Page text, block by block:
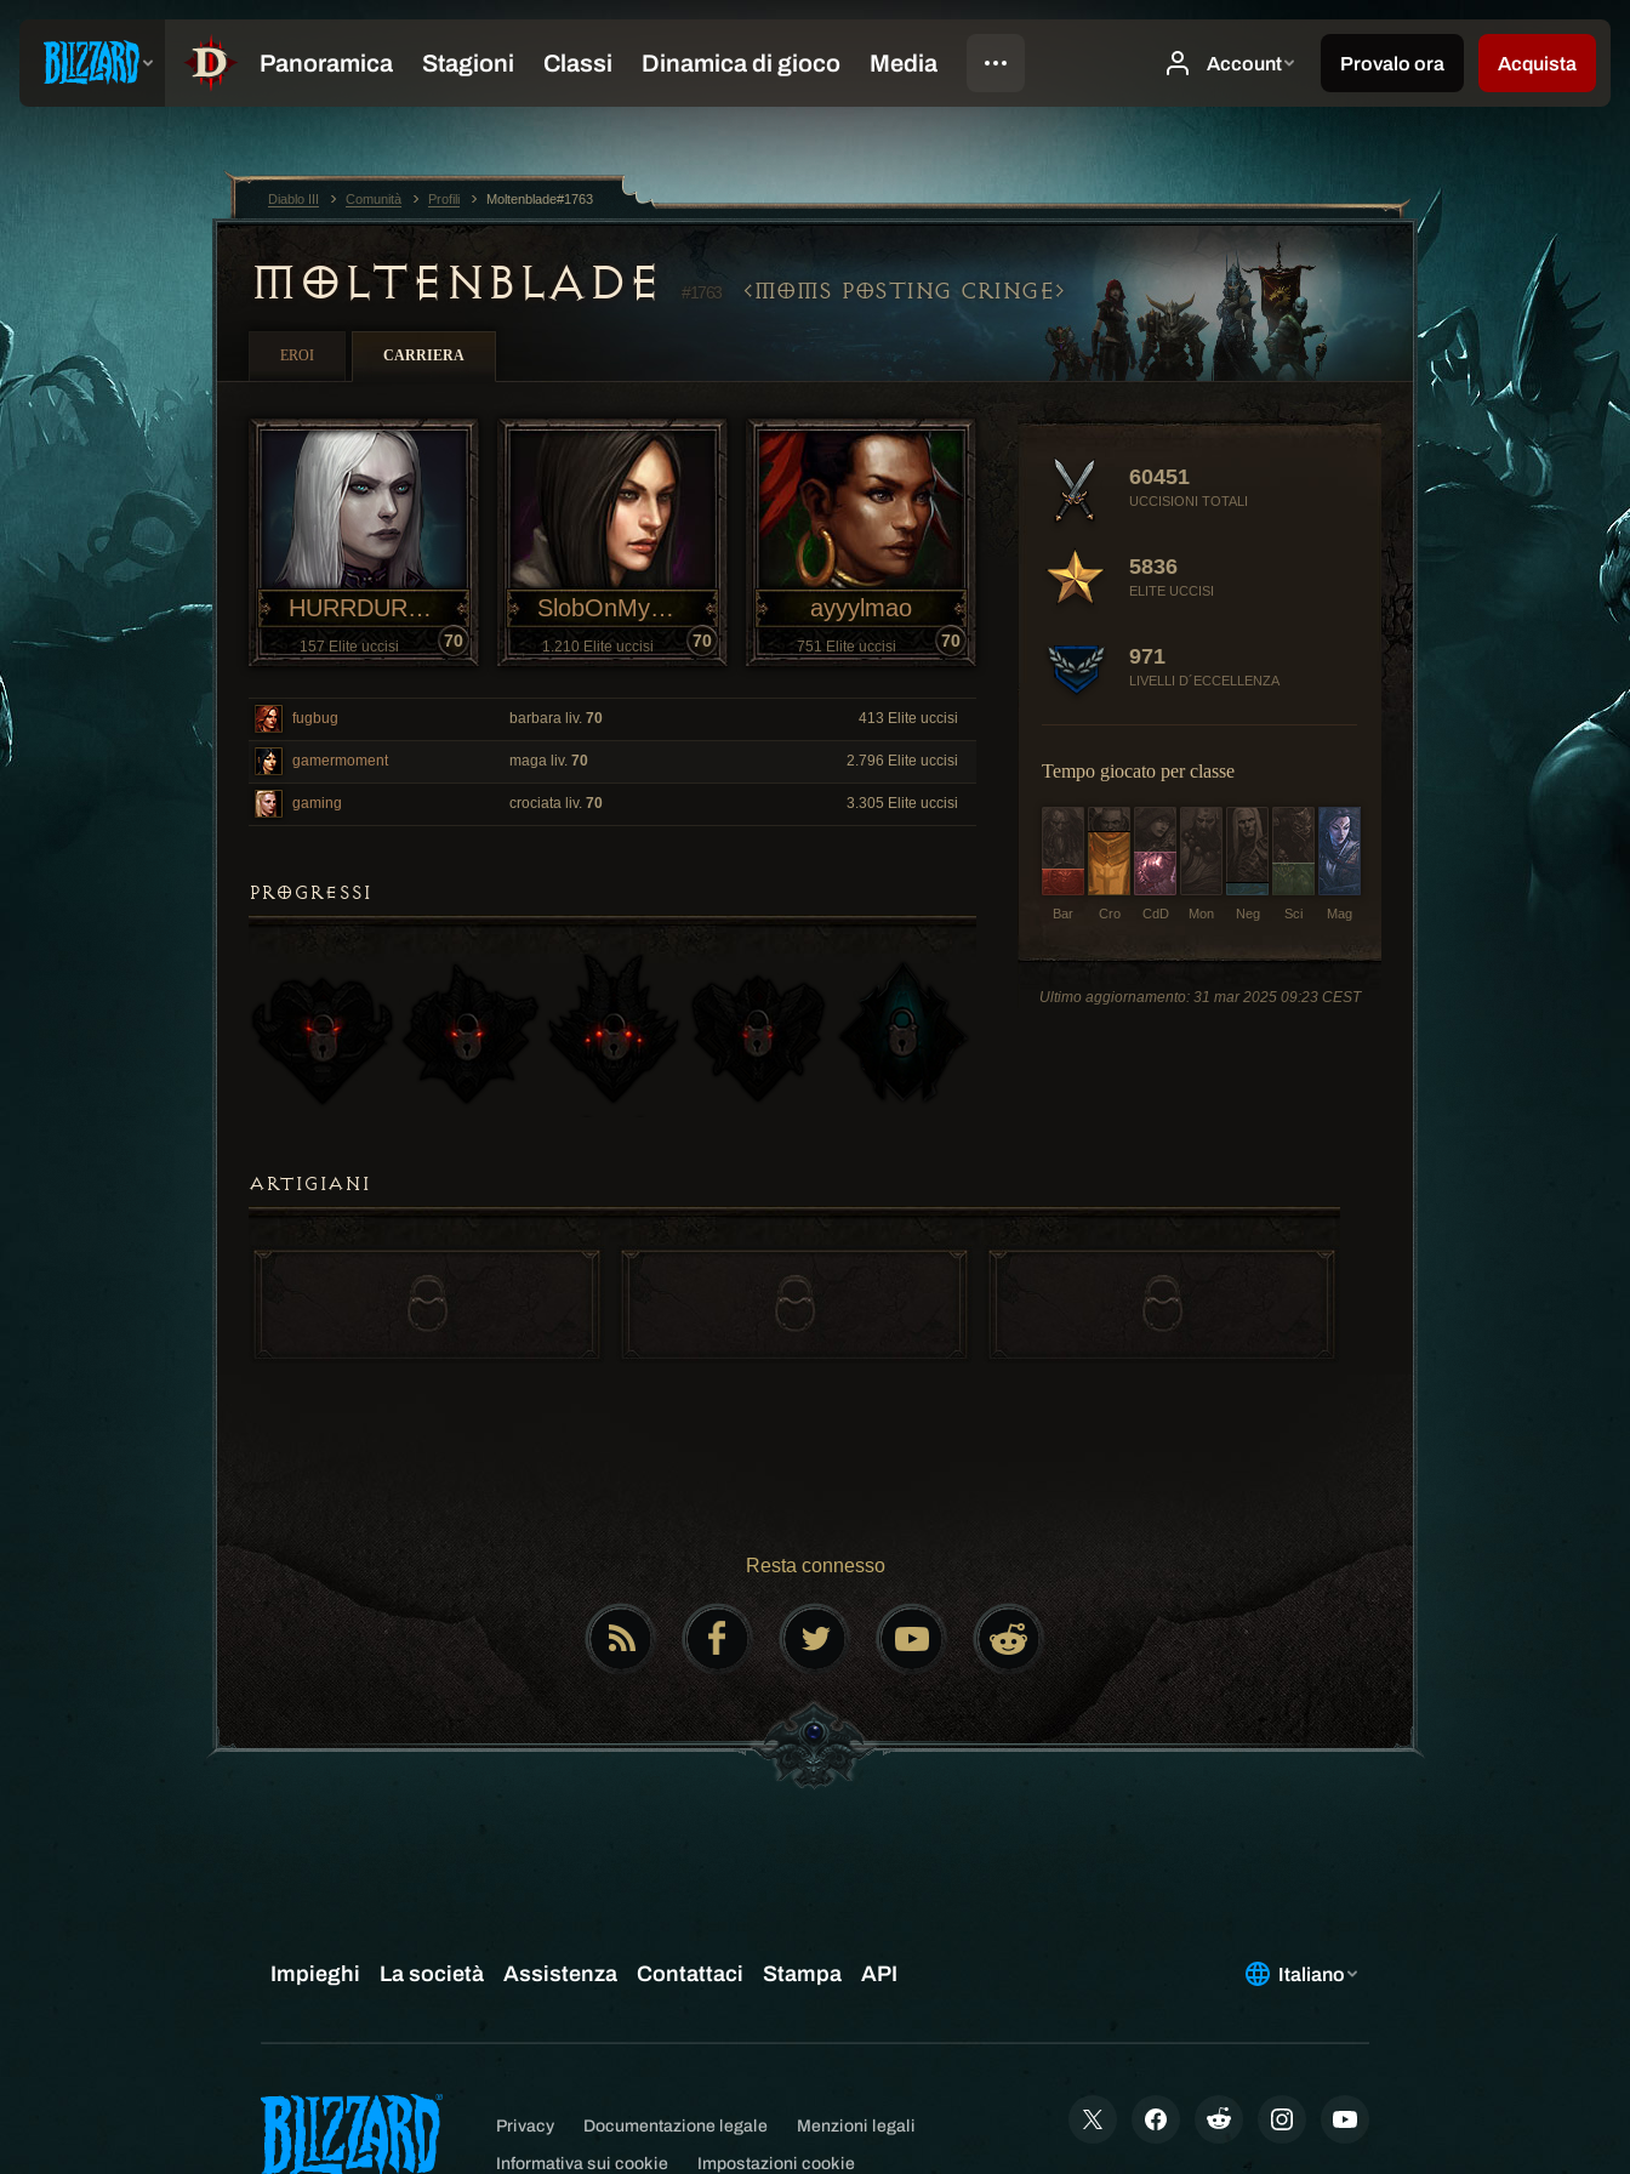
MOLTENBLADE #1763 MOMS POSTING CRINGE
EROI CARRIERA
60451
UCCISIONI TOTALI
5836
ELITE UCCISI
971
LIVELLI D´ECCELLENZA
Tempo giocato per classe
Bar CdD
Cro Mag
Mon Neg Sci
Ultimo aggiornamento: 31 mar 2025 09:23 CEST
HURRDURRR
157 Elite uccisi 70
SlobOnMyKnob
1.210 Elite uccisi 70
ayyylmao
751 Elite uccisi 70
fugbug barbara liv. 70 413 Elite uccisi
gamermoment maga liv. 70 2.796 Elite uccisi
gaming crociata liv. 70 3.305 Elite uccisi
PROGRESSI
ARTIGIANI
Resta connesso
Diablo III Comunità Profili Moltenblade#1763